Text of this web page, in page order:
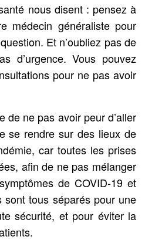
nous disent : pensez à
médecin généraliste pour
Et n’oubliez pas de
d’urgence. Vous pouvez
pour ne pas avoir
de ne pas avoir peur d’aller
se rendre sur des lieux de
car toutes les prises
afin de ne pas mélanger
de COVID-19 et
sont tous séparés pour une
sécurité, et pour éviter la